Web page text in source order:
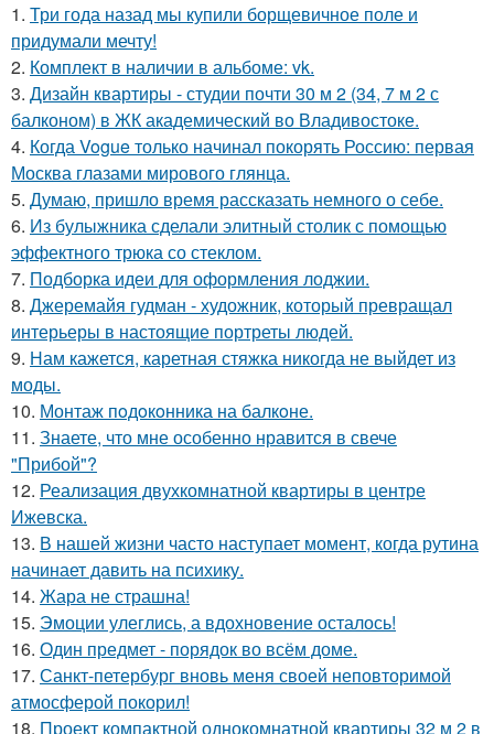
1. Три года назад мы купили борщевичное поле и
придумали мечту!
2. Комплект в наличии в альбоме: vk.
3. Дизайн квартиры - студии почти 30 м 2 (34, 7 м 2 с
балконом) в ЖК академический во Владивостоке.
4. Когда Vogue только начинал покорять Россию: первая
Москва глазами мирового глянца.
5. Думаю, пришло время рассказать немного о себе.
6. Из булыжника сделали элитный столик с помощью
эффектного трюка со стеклом.
7. Подборка идеи для оформления лоджии.
8. Джеремайя гудман - художник, который превращал
интерьеры в настоящие портреты людей.
9. Нам кажется, каретная стяжка никогда не выйдет из
моды.
10. Монтаж пoдoкoнника на балкoне.
11. Знаете, что мне особенно нравится в свече
"Прибой"?
12. Реализация двухкомнатной квартиры в центре
Ижевска.
13. В нашей жизни часто наступает момент, когда рутина
начинает давить на психику.
14. Жара не страшна!
15. Эмоции улеглись, а вдохновение осталось!
16. Один предмет - порядок во всём доме.
17. Санкт-петербург вновь меня своей неповторимой
атмосферой покорил!
18. Проект компактной однокомнатной квартиры 32 м 2 в